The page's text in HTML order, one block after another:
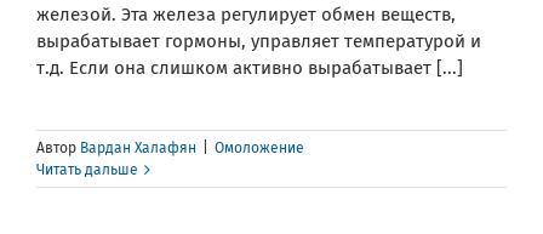
железой. Эта железа регулирует обмен веществ,
вырабатывает гормоны, управляет температурой и
т.д. Если она слишком активно вырабатывает [...]
Автор Вардан Халафян
Омоложение
Читать дальше